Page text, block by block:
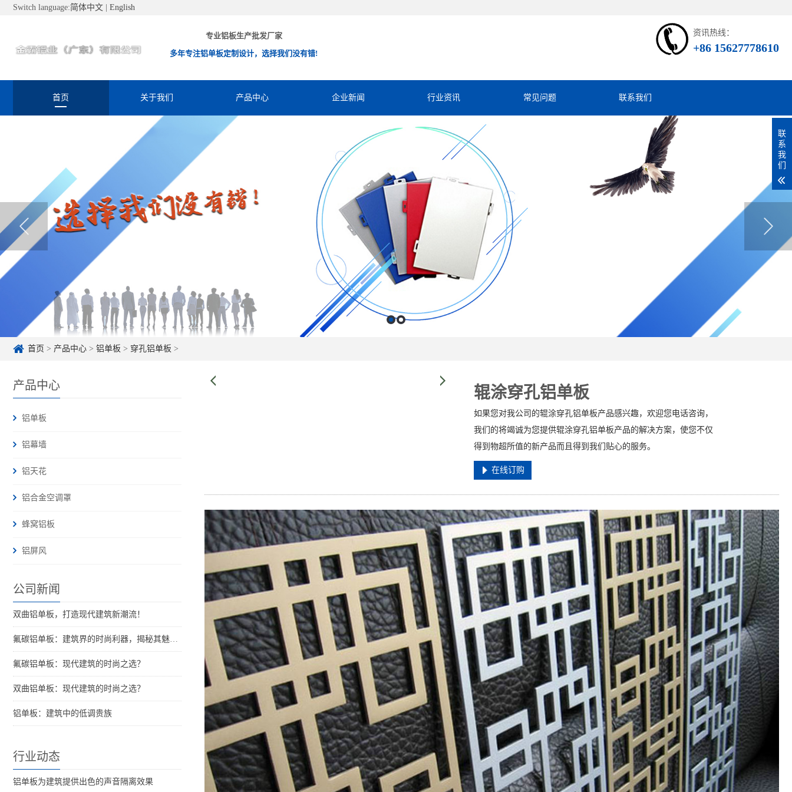
Switch language:简体中文 English
专业铝板生产批发厂家
多年专注铝单板定制设计，选择我们没有错!
资讯热线：
+86 15627778610
首页 关于我们 产品中心 企业新闻 行业资讯 常见问题 联系我们
首页 > 产品中心 > 铝单板 > 穿孔铝单板 >
产品中心
铝单板
铝幕墙
铝天花
铝合金空调罩
蜂窝铝板
铝屏风
公司新闻
双曲铝单板，打造现代建筑新潮流！
氟碳铝单板：建筑界的时尚利器，揭秘其魅力所在
氟碳铝单板：现代建筑的时尚之选？
双曲铝单板：现代建筑的时尚之选？
铝单板：建筑中的低调贵族
行业动态
铝单板为建筑提供出色的声音隔离效果
辊涂穿孔铝单板
如果您对我公司的辊涂穿孔铝单板产品感兴趣，欢迎您电话咨询，
我们的将竭诚为您提供辊涂穿孔铝单板产品的解决方案，使您不仅
得到物超所值的新产品而且得到我们贴心的服务。
在线订购
联
系
我
们